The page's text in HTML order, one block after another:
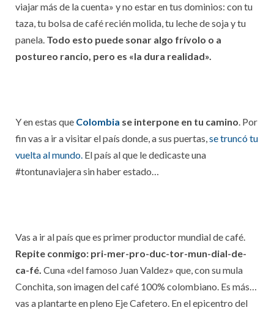
viajar más de la cuenta» y no estar en tus dominios: con tu
taza, tu bolsa de café recién molida, tu leche de soja y tu
panela. Todo esto puede sonar algo frívolo o a
postureo rancio, pero es «la dura realidad».
Y en estas que Colombia se interpone en tu camino. Por
fin vas a ir a visitar el país donde, a sus puertas,se truncó tu
vuelta al mundo. El país al que le dedicaste una
#tontunaviajera sin haber estado…
Vas a ir al país que es primer productor mundial de café.
Repite conmigo: pri-mer-pro-duc-tor-mun-dial-de-
ca-fé. Cuna «del famoso Juan Valdez» que, con su mula
Conchita, son imagen del café 100% colombiano. Es más…
vas a plantarte en pleno Eje Cafetero. En el epicentro del